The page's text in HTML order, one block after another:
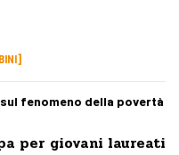
fenomeno della povertà
per giovani laureati